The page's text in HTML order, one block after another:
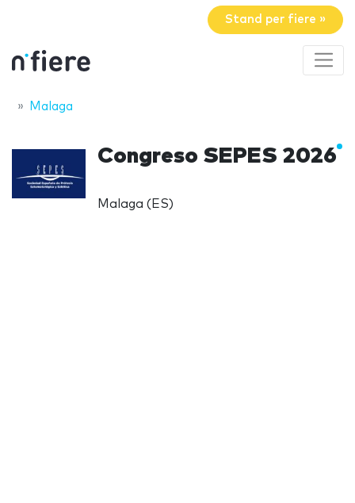
Stand per fiere »
Malaga
Congreso SEPES 2026
Malaga (ES)